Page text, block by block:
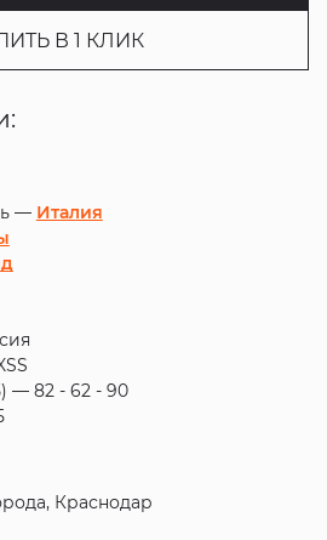
В 1 КЛИК
— Италия
— 82 - 62 - 90
Краснодар